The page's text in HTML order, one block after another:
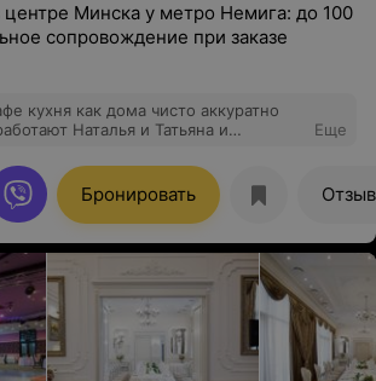
центре Минска у метро Немига: до 100
сопровождение при заказе
кухня как дома чисто аккуратно
Наталья и Татьяна и
её не пожалеете!
Еще
Бронировать